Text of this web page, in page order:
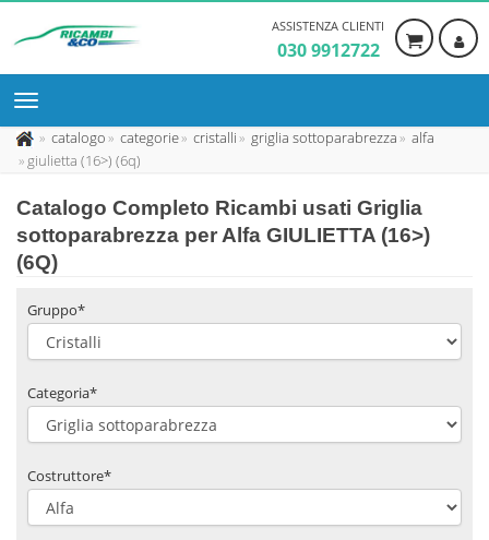
ASSISTENZA CLIENTI
030 9912722
catalogo categorie cristalli griglia sottoparabrezza
alfa
giulietta (16>) (6q)
Catalogo Completo Ricambi usati Griglia
sottoparabrezza per Alfa GIULIETTA (16>)
(6Q)
Gruppo*
Categoria*
Costruttore*